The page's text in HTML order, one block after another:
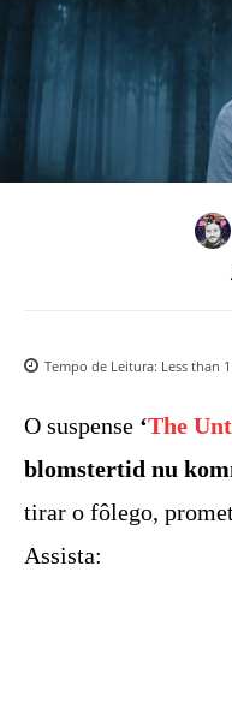
Tempo de Leitura: Less than 1
O suspense ‘The
blomstertid nu
tirar o fôlego,
Assista: